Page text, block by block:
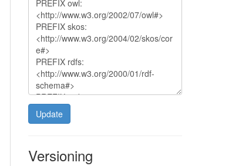
Update
Versioning